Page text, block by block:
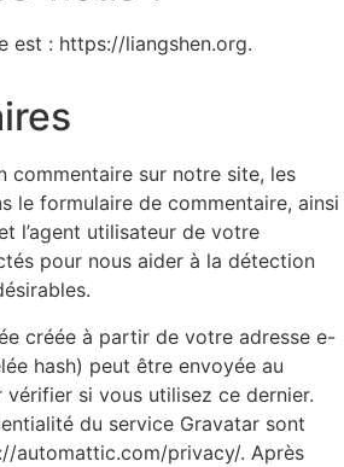
est : https://liangshen.org.
commentaire sur notre site, les
le formulaire de commentaire, ainsi
l’agent utilisateur de votre
pour nous aider à la détection
créée à partir de votre adresse e-
hash) peut être envoyée au
si vous utilisez ce dernier.
du service Gravatar sont
automattic.com/privacy/. Après